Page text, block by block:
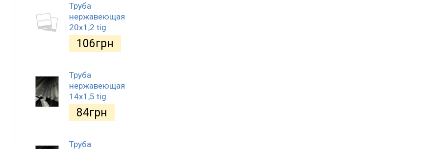
Труба
нержавеющая
20х1,2 tig
106грн
Труба
нержавеющая
14х1,5 tig
84грн
Труба